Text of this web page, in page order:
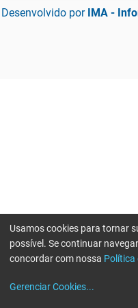
Desenvolvido por IMA -
Usamos cookies para tornar
possível. Se continuar
concordar com nossa Política
Gerenciar Cookies...
Erro ao enviar informações,